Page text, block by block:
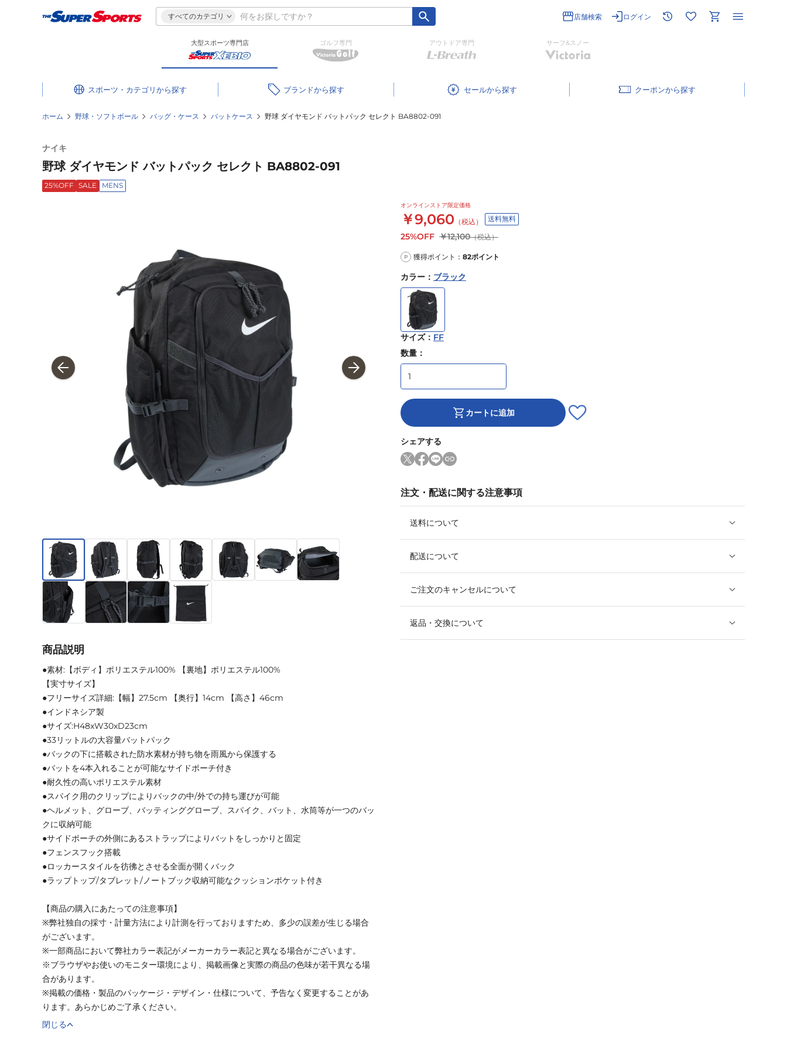
すべてのカテゴリ 店舗検索 ログイン
大型スポーツ専門店 ゴルフ専門 アウトドア専門 サーフ&スノー
スポーツ・カテゴリ ブランド セール クーポン
ホーム 野球・ソフトボール バッグ・ケース バットケース 野球 ダイヤモンド バットパック セレクト BA8802-091
ナイキ
野球 ダイヤモンド バットパック セレクト BA8802-091
25%OFF SALE MENS
オンラインストア限定価格
￥9,060 （税込） 送料無料
25%OFF ￥12,100（税込）
P 獲得ポイント： 82ポイント
カラー ： ブラック
サイズ： FF
数量：
カートに追加
シェアする
注文・配送に関する注意事項
送料について
配送について
ご注文のキャンセルについて
返品・交換について
商品説明
●素材:【ボディ】ポリエステル100% 【裏地】ポリエステル100%
【実寸サイズ】
●フリーサイズ詳細:【幅】27.5cm 【奥行】14cm 【高さ】46cm
●インドネシア製
●サイズ:H48xW30xD23cm
●33リットルの大容量バットパック
●バックの下に搭載された防水素材が持ち物を雨風から保護する
●バットを4本入れることが可能なサイドポーチ付き
●耐久性の高いポリエステル素材
●スパイク用のクリップによりバックの中/外での持ち運びが可能
●ヘルメット、グローブ、バッティンググローブ、スパイク、バット、水筒等が一つのバッ
クに収納可能
●サイドポーチの外側にあるストラップによりバットをしっかりと固定
●フェンスフック搭載
●ロッカースタイルを彷彿とさせる全面が開くバック
●ラップトップ/タブレット/ノートブック収納可能なクッションポケット付き
【商品の購入にあたっての注意事項】
※弊社独自の採寸・計量方法により計測を行っておりますため、多少の誤差が生じる場合
がございます。
※一部商品において弊社カラー表記がメーカーカラー表記と異なる場合がございます。
※ブラウザやお使いのモニター環境により、掲載画像と実際の商品の色味が若干異なる場
合があります。
※掲載の価格・製品のパッケージ・デザイン・仕様について、予告なく変更することがあ
ります。あらかじめご了承ください。
閉じる